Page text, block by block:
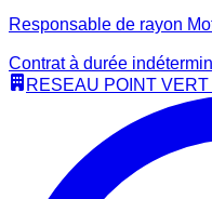
Responsable de rayon
Contrat à durée
RESEAU POINT VERT